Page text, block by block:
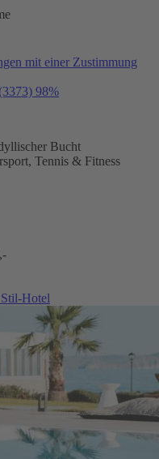
mit einer Zustimmung
(3373) 98%
Bucht
Tennis & Fitness
Hotel